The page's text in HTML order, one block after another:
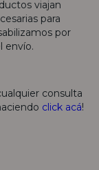
viajan
para
por
envío.
consulta
click acá!